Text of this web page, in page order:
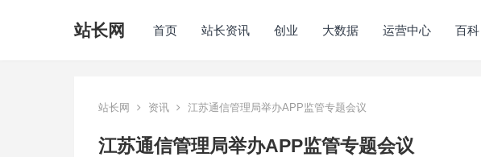
站长网 首页 站长资讯 创业 大数据 运营中心 百科
站长网 资讯 江苏通信管理局举办APP监管专题会议
江苏通信管理局举办APP监管专题会议